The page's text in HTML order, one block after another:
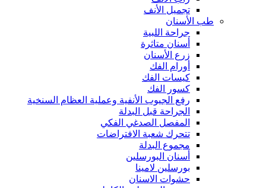
تجميل الأنف
طب الأسنان
جراحة اللبية
أسنان متاثرة
زرع الأسنان
أورام الفك
كيسات الفك
كسور الفك
رفع الجيوب الأنفية وعملية العظام السنخية
الجراحة قبل البدلة
المفصل الصدغي الفكي
تتحرك شعبة الافتراضات
مجموع البدلة
أسنان البورسلين
بورسلين لامينا
حشوات الاسنان